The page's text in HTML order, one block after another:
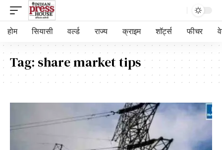
होम सियासी वर्ल्ड राज्य क्राइम शॉर्ट्स फीचर
Tag: share market tips